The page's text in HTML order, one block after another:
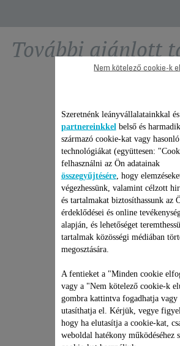
További ajánlott
ROWENTA ZSÁKOS,
ZSÁKNÉLKÜLI
PORSZÍVÓ
Árajánlat, meglepetések
garancia!
19 990 Ft
Kosárba
Szeretnénk leányvállalatainkkal és
partnereinkkel belső és
származó cookie-kat vagy hasonló
technológiákat (együttesen:
felhasználni az Ön adatainak
összegyűjtésére, hogy
végezhessünk, valamint célzott
és tartalmakat biztosíthassunk az
érdeklődései és online
alapján, és lehetőséget
tartalmak közösségi médiában
megosztására.
A fentieket a "Minden cookie
vagy a "Nem kötelező cookie-k
gombra kattintva fogadhatja vagy
utasíthatja el. Kérjük, vegye
hogy ha elutasítja a cookie-kat,
weboldal hatékony működéséhez
Nem kötelező cookie-k